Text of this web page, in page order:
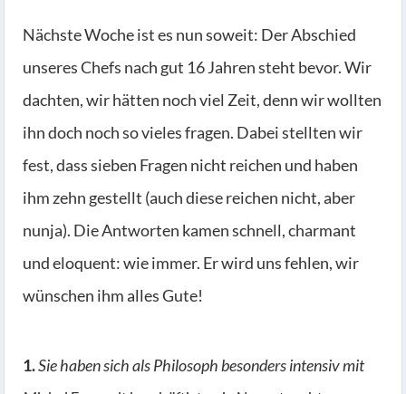
Nächste Woche ist es nun soweit: Der Abschied
unseres Chefs nach gut 16 Jahren steht bevor. Wir
dachten, wir hätten noch viel Zeit, denn wir wollten
ihn doch noch so vieles fragen. Dabei stellten wir
fest, dass sieben Fragen nicht reichen und haben
ihm zehn gestellt (auch diese reichen nicht, aber
nunja). Die Antworten kamen schnell, charmant
und eloquent: wie immer. Er wird uns fehlen, wir
wünschen ihm alles Gute!
1.Sie haben sich als Philosoph besonders intensiv mit